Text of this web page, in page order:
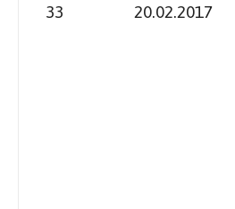
33 20.02.2017